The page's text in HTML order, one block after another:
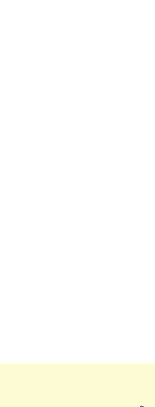
истории, клипы!
шаржи, стихи,